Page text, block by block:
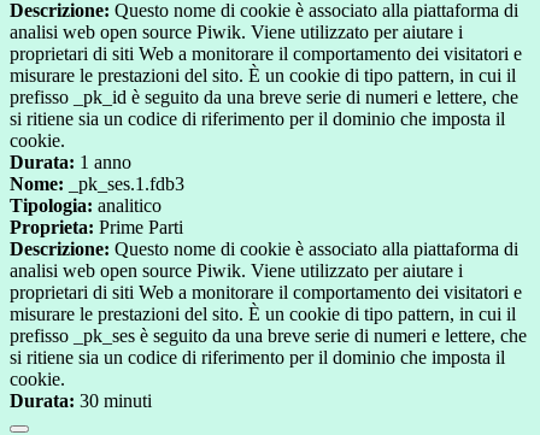
Descrizione: Questo nome di cookie è associato alla piattaforma di
analisi web open source Piwik. Viene utilizzato per aiutare i
proprietari di siti Web a monitorare il comportamento dei visitatori e
misurare le prestazioni del sito. È un cookie di tipo pattern, in cui il
prefisso _pk_id è seguito da una breve serie di numeri e lettere, che
si ritiene sia un codice di riferimento per il dominio che imposta il
cookie.
Durata: 1 anno
Nome: _pk_ses.1.fdb3
Tipologia: analitico
Proprieta: Prime Parti
Descrizione: Questo nome di cookie è associato alla piattaforma di
analisi web open source Piwik. Viene utilizzato per aiutare i
proprietari di siti Web a monitorare il comportamento dei visitatori e
misurare le prestazioni del sito. È un cookie di tipo pattern, in cui il
prefisso _pk_ses è seguito da una breve serie di numeri e lettere, che
si ritiene sia un codice di riferimento per il dominio che imposta il
cookie.
Durata: 30 minuti